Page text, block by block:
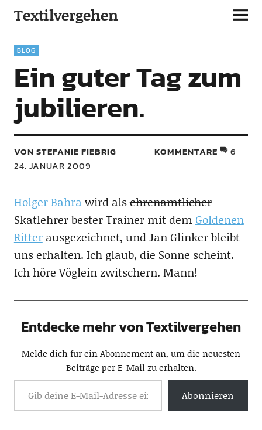
Textilvergehen
BLOG
Ein guter Tag zum
jubilieren.
VON STEFANIE FIEBRIG
24. JANUAR 2009
KOMMENTARE 6
Holger Bahrawird alsehrenamtlicher
Skatlehrerbester Trainer mit dem Goldenen
Ritterausgezeichnet, und Jan Glinker bleibt
uns erhalten. Ich glaub, die Sonne scheint.
Ich höre Vöglein zwitschern. Mann!
Entdecke mehr von Textilvergehen
Melde dich für ein Abonnement an, um die neuesten
Beiträge per E-Mail zu erhalten.
Abonnieren